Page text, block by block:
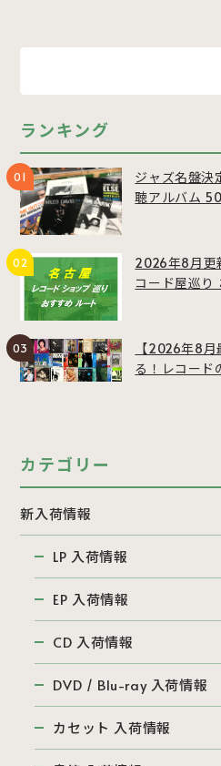
ランキング
ジャズ名盤決
聴アルバム
2026年8月更
コード屋巡り
【2026年8
る！レコード
カテゴリー
新入荷情報
LP 入荷情報
EP 入荷情報
CD 入荷情報
DVD / Blu-ray 入荷情報
カセット 入荷情報